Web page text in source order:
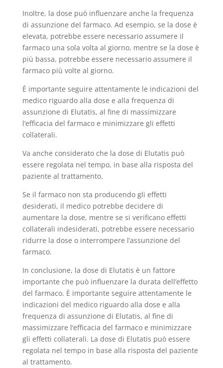
Inoltre, la dose può influenzare anche la frequenza
di assunzione del farmaco. Ad esempio, se la dose è
elevata, potrebbe essere necessario assumere il
farmaco una sola volta al giorno, mentre se la dose è
più bassa, potrebbe essere necessario assumere il
farmaco più volte al giorno.
È importante seguire attentamente le indicazioni del
medico riguardo alla dose e alla frequenza di
assunzione di Elutatis, al fine di massimizzare
l’efficacia del farmaco e minimizzare gli effetti
collaterali.
Va anche considerato che la dose di Elutatis può
essere regolata nel tempo, in base alla risposta del
paziente al trattamento.
Se il farmaco non sta producendo gli effetti
desiderati, il medico potrebbe decidere di
aumentare la dose, mentre se si verificano effetti
collaterali indesiderati, potrebbe essere necessario
ridurre la dose o interrompere l’assunzione del
farmaco.
In conclusione, la dose di Elutatis è un fattore
importante che può influenzare la durata dell’effetto
del farmaco. È importante seguire attentamente le
indicazioni del medico riguardo alla dose e alla
frequenza di assunzione di Elutatis, al fine di
massimizzare l’efficacia del farmaco e minimizzare
gli effetti collaterali. La dose di Elutatis può essere
regolata nel tempo in base alla risposta del paziente
al trattamento.